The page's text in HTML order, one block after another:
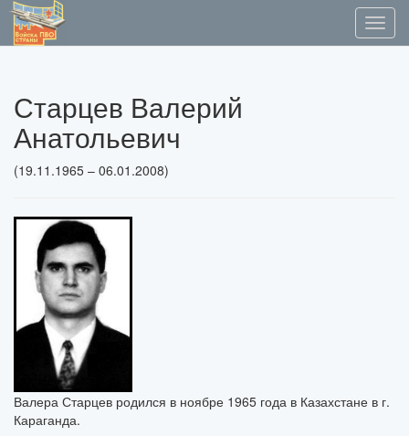
Старцев Валерий
Анатольевич
(19.11.1965 – 06.01.2008)
Валера Старцев родился в ноябре 1965 года в Казахстане в г.
Караганда.